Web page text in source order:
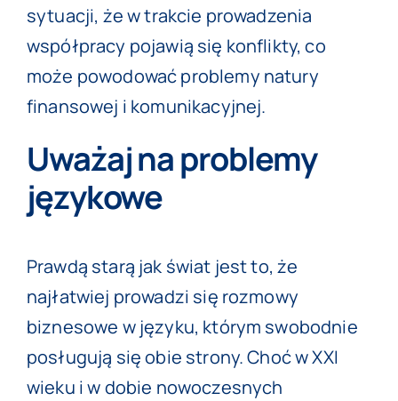
sytuacji, że w trakcie prowadzenia
współpracy pojawią się konflikty, co
może powodować problemy natury
finansowej i komunikacyjnej.
Uważaj na problemy
językowe
Prawdą starą jak świat jest to, że
najłatwiej prowadzi się rozmowy
biznesowe w języku, którym swobodnie
posługują się obie strony. Choć w XXI
wieku i w dobie nowoczesnych